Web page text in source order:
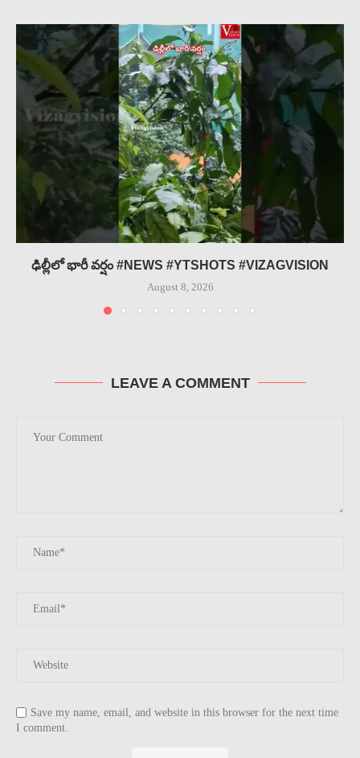
ఢిల్లీలో భారీ వర్షం #NEWS #YTSHOTS #VIZAGVISION
August 8, 2026
LEAVE A COMMENT
Save my name, email, and website in this browser for the next time
I comment.